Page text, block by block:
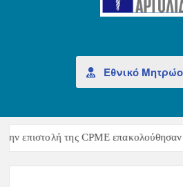
Εθνικό
επιστολή της CPME επακολούθησαν